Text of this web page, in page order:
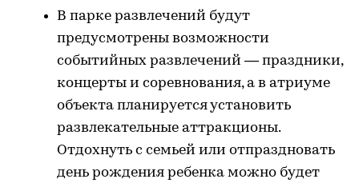
В парке развлечений будут
предусмотрены возможности
событийных развлечений — праздники,
концерты и соревнования, а в атриуме
объекта планируется установить
развлекательные аттракционы.
Отдохнуть с семьей или отпраздновать
день рождения ребенка можно будет